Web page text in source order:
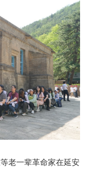
老一辈革命家在延安